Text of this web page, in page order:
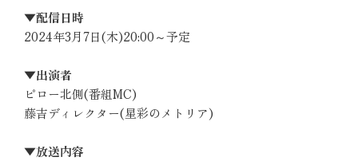
▼配信日時
2024年3月7日(木)20:00～予定
▼出演者
ピロー北側(番組MC)
藤吉ディレクター(星彩のメトリア)
▼放送内容